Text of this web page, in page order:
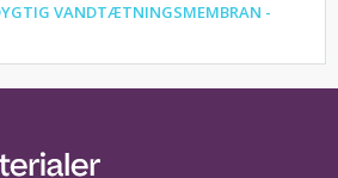
VANDTÆTNINGSMEMBRAN -